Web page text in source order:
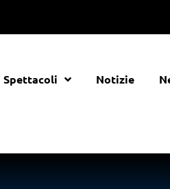
Spettacoli Notizie